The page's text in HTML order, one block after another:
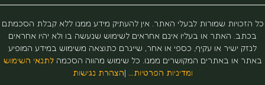
שמורות לבעלי האתר. אין להעתיק מידע ממנו ללא קבלת הסכמתם
האתר או בעליו אינם אחראים לשימוש שנעשה בו ולא יהיו אחראים
ישיר או עקיף, כספי או אחר, שייגרם כתוצאה משימוש במידע המופיע
או באתרים המקושרים ממנו. כל שימוש מהווה הסכמהלתנאי השימוש
ומדיניות הפרטיות… |הצהרת נגישות